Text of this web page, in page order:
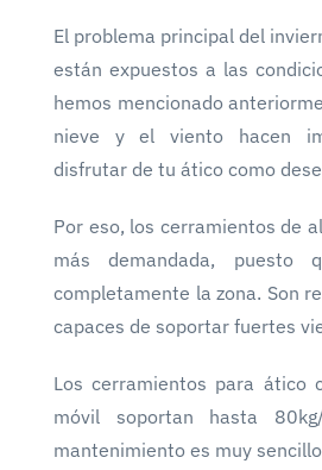
El problema principal del
están expuestos a las
hemos mencionado
nieve y el viento hacen
disfrutar de tu ático como
Por eso, los cerramientos de
más demandada, puesto
completamente la zona. Son
capaces de soportar fuertes
Los cerramientos para ático
móvil soportan hasta
mantenimiento es muy